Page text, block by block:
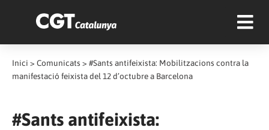
Inici > Comunicats > #Sants antifeixista: Mobilitzacions contra la
manifestació feixista del 12 d’octubre a Barcelona
#Sants antifeixista: